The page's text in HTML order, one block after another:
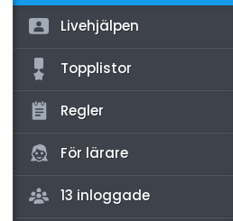
Livehjälpen
Topplistor
Regler
För lärare
13 inloggade